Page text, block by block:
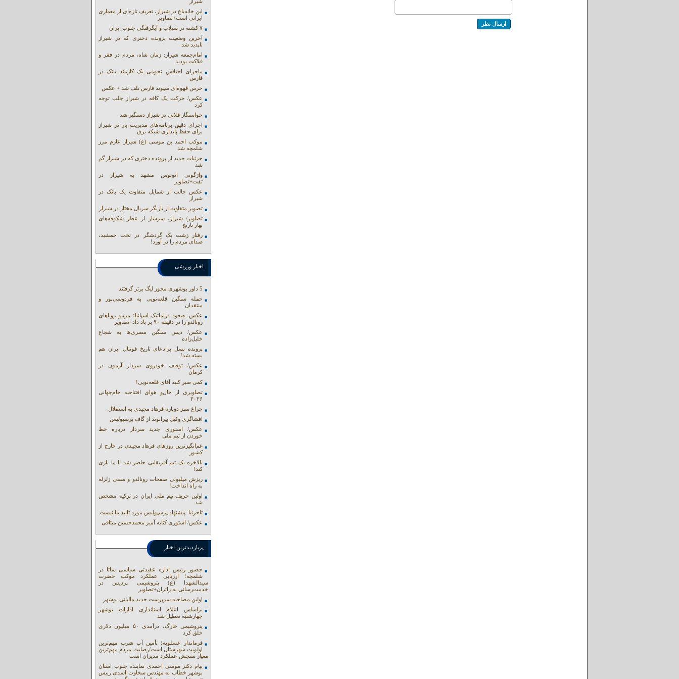
این خانه‌باغ در شیراز، تعریف تازه‌ای از معماری
ایرانی است+تصاویر
۷ کشته در سیلاب و آبگرفتگی جنوب ایران
آخرین وضعیت پرونده دختری که در شیراز
ناپدید شد
امام‌جمعه شیراز: زمان شاه، مردم در فقر و
فلاکت بودند
ماجرای اختلاس نجومی یک کارمند بانک در
فارس
خرس قهوه‌ای سیوند فارس تلف شد + عکس
عکس/ حرکت یک کافه در شیراز جلب توجه
کرد
خواستگار قلابی در شیراز دستگیر شد
اجرای دقیق برنامه‌های مدیریت بار در شیراز
برای حفظ پایداری شبکه برق
موکب احمد بن موسی (ع) شیراز عازم مرز
شلمچه شد
جزئیات جدید از پرونده دختری که در شیراز گم
شد
واژگونی اتوبوس مشهد به شیراز در
تفت+تصاویر
عکس جالب از شمایل متفاوت یک بانک در
شیراز
تصویر متفاوت از بازیگر سریال مختار در شیراز
تصاویر/ شیراز، سرشار از عطر شکوفه‌های
بهار نارنج
رفتار زشت یک گردشگر در تخت جمشید،
صدای مردم را در آورد!
اخبار ورزشی
5 داور بوشهری مجوز لیگ برتر گرفتند
حمله سنگین قلعه‌نویی به فردوسی‌پور و
منتقدان
عکس: صعود دراماتیک اسپانیا؛ مرینو رویاهای
رونالدو را در دقیقه ۹۰ بر باد داد+تصاویر
عکس/ دیس سنگین مصری‌ها به شجاع
خلیل‌زاده
پرونده نسل پرادعای تاریخ فوتبال ایران هم
بسته شد!
عکس/ توقیف خودروی سردار آزمون در
کرمان
کمی صبر کنید آقای قلعه‌نویی!
تصاویری از حال‌و هوای افتتاحیه جام‌جهانی
۲۰۲۶
چراغ سبز دوباره فرهاد مجیدی به استقلال
افشاگری وکیل بیرانوند از گاف‌ پرسپولیس
عکس/ استوری جدید سردار درباره خط
خوردن از تیم ملی
غم‌انگیزترین روزهای فرهاد مجیدی در خارج از
کشور
بالاخره یک تیم آفریقایی حاضر شد با ما بازی
کند!
ریزش میلیونی صفحات رونالدو و مسی زلزله
به راه انداخت!
اولین حریف تیم ملی ایران در ترکیه مشخص
شد
تاجرنیا: پیشنهاد پرسپولیس مورد تایید ما نیست
عکس/ استوری کنایه آمیز محمدحسین میثاقی
پربازدیدترین اخبار
حضور رئیس اداره عقیدتی سیاسی ساتا در
شلمچه؛ ارزیابی عملکرد موکب حضرت
سیدالشهدا (ع) پتروشیمی پردیس در
خدمت‌رسانی به زائران+تصاویر
اولین مصاحبه سرپرست جدید مالیاتی بوشهر
براساس اعلام استانداری ادارات بوشهر
چهارشنبه تعطیل شد
پتروشیمی خارگ، درآمدی ۵۰ میلیون دلاری
خلق کرد
فرماندار عسلویه؛ تأمین آب شرب مهم‌ترین
اولویت شهرستان است/رضایت مردم مهم‌ترین
معیار سنجش عملکرد مدیران است
پیام دکتر موسی احمدی نماینده جنوب استان
بوشهر خطاب به مهندس سخاوت اسدی رییس